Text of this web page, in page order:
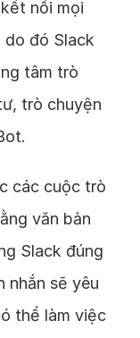
nối mọi
do đó Slack
tâm trò
trò chuyện
các cuộc trò
văn bản
Slack đúng
nhắn sẽ yêu
thể làm việc